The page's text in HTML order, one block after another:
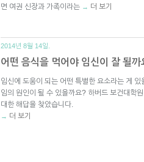
면 여권 신장과 가족이라는 → 더 보기
2014년 8월 14일.
어떤 음식을 먹어야 임신이 잘 될까
임신에 도움이 되는 어떤 특별한 요소라는 게
임의 원인이 될 수 있을까요? 하버드 보건대학
대한 해답을 찾았습니다.
→ 더 보기